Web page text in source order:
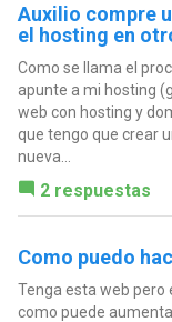
Auxilio compre
el hosting en
Como se llama el
apunte a mi hosting
web con hosting y
que tengo que crear
nueva...
2 respuestas
Como puedo
Tenga esta web pero
como puede